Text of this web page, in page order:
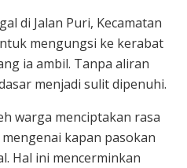
di Jalan Puri, Kecamatan
mengungsi ke kerabat
ia ambil. Tanpa aliran
menjadi sulit dipenuhi.
warga menciptakan rasa
kapan pasokan
Hal ini mencerminkan